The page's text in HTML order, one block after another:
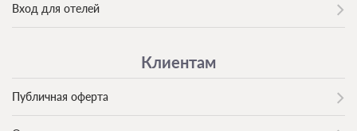
Вход для отелей
Клиентам
Публичная оферта